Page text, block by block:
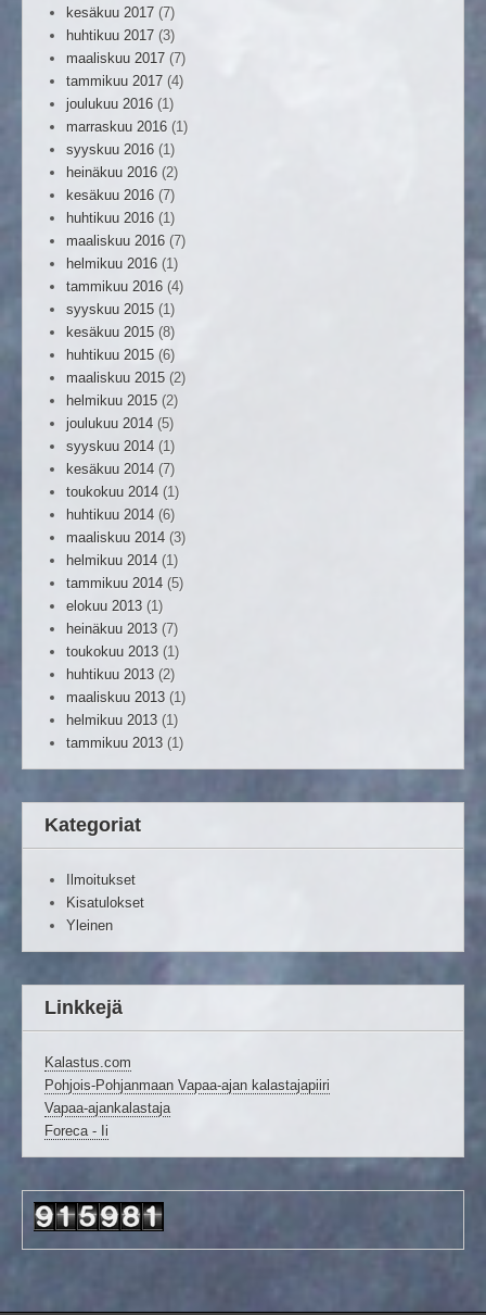
kesäkuu 2017 (7)
huhtikuu 2017 (3)
maaliskuu 2017 (7)
tammikuu 2017 (4)
joulukuu 2016 (1)
marraskuu 2016 (1)
syyskuu 2016 (1)
heinäkuu 2016 (2)
kesäkuu 2016 (7)
huhtikuu 2016 (1)
maaliskuu 2016 (7)
helmikuu 2016 (1)
tammikuu 2016 (4)
syyskuu 2015 (1)
kesäkuu 2015 (8)
huhtikuu 2015 (6)
maaliskuu 2015 (2)
helmikuu 2015 (2)
joulukuu 2014 (5)
syyskuu 2014 (1)
kesäkuu 2014 (7)
toukokuu 2014 (1)
huhtikuu 2014 (6)
maaliskuu 2014 (3)
helmikuu 2014 (1)
tammikuu 2014 (5)
elokuu 2013 (1)
heinäkuu 2013 (7)
toukokuu 2013 (1)
huhtikuu 2013 (2)
maaliskuu 2013 (1)
helmikuu 2013 (1)
tammikuu 2013 (1)
Kategoriat
Ilmoitukset
Kisatulokset
Yleinen
Linkkejä
Kalastus.com
Pohjois-Pohjanmaan Vapaa-ajan kalastajapiiri
Vapaa-ajankalastaja
Foreca - Ii